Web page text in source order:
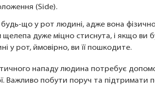
(Side).
що у рот людині, адже вона
щелепа дуже міцно стиснута, і якщо ви
у рот, ймовірно, ви її пошкодите.
нападу людина потребує
Важливо побути поруч та підтримати